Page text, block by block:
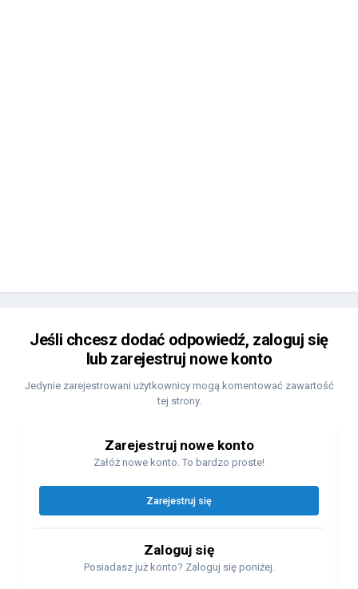
Jeśli chcesz dodać odpowiedź, zaloguj się
lub zarejestruj nowe konto
Jedynie zarejestrowani użytkownicy mogą komentować zawartość
tej strony.
Zarejestruj nowe konto
Załóż nowe konto. To bardzo proste!
Zarejestruj się
Zaloguj się
Posiadasz już konto? Zaloguj się poniżej.